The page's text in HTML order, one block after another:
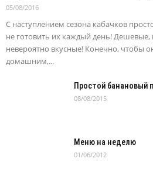
05/08/2016
С наступлением сезона кабачков
не готовить их каждый день!
невероятно вкусные! Конечно, чтобы
домашним,...
Простой банановый
08/08/2015
Меню на неделю
01/06/2012